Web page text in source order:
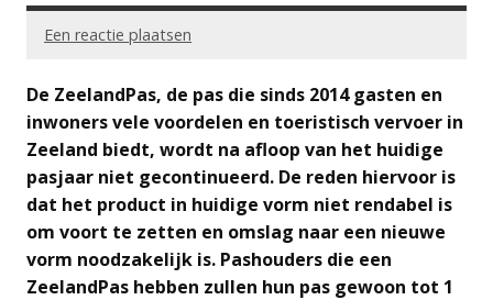
Een reactie plaatsen
De ZeelandPas, de pas die sinds 2014 gasten en
inwoners vele voordelen en toeristisch vervoer in
Zeeland biedt, wordt na afloop van het huidige
pasjaar niet gecontinueerd. De reden hiervoor is
dat het product in huidige vorm niet rendabel is
om voort te zetten en omslag naar een nieuwe
vorm noodzakelijk is. Pashouders die een
ZeelandPas hebben zullen hun pas gewoon tot 1